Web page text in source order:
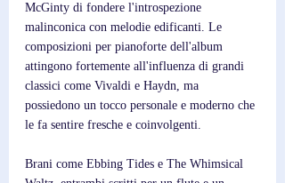
McGinty di fondere l'introspezione
malinconica con melodie edificanti. Le
composizioni per pianoforte dell'album
attingono fortemente all'influenza di grandi
classici come Vivaldi e Haydn, ma
possiedono un tocco personale e moderno che
le fa sentire fresche e coinvolgenti.
Brani come Ebbing Tides e The Whimsical